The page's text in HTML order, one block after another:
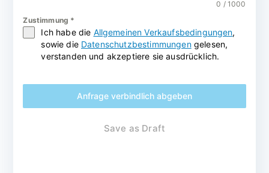
0 / 1000
Zustimmung *
Ich habe die Allgemeinen Verkaufsbedingungen,
sowie die Datenschutzbestimmungengelesen,
verstanden und akzeptiere sie ausdrücklich.
Anfrage verbindlich abgeben
Save as Draft